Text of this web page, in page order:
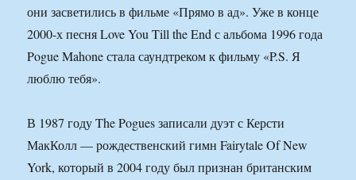
они засветились в фильме «Прямо в ад». Уже в конце
2000-х песня Love You Till the End с альбома 1996 года
Pogue Mahone стала саундтреком к фильму «P.S. Я
люблю тебя».
В 1987 году The Pogues записали дуэт с Керсти
МакКолл — рождественский гимн Fairytale Of New
York, который в 2004 году был признан британским